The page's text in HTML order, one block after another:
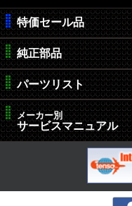
特価セール品
純正部品
パーツリスト
メーカー別
サービスマニュアル